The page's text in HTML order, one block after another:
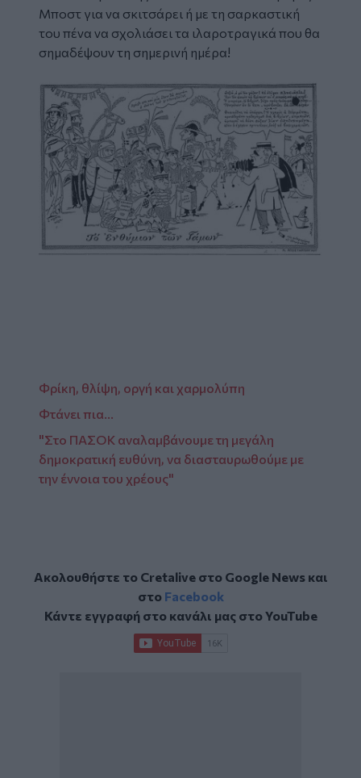
Μποστ για να σκιτσάρει ή με τη σαρκαστική
του πένα να σχολιάσει τα ιλαροτραγικά που θα
σημαδέψουν τη σημερινή ημέρα!
Image
Φρίκη, θλίψη, οργή και χαρμολύπη
Φτάνει πια...
"Στο ΠΑΣΟΚ αναλαμβάνουμε τη μεγάλη
δημοκρατική ευθύνη, να διασταυρωθούμε με
την έννοια του χρέους"
Ακολουθήστε το Cretalive στο Google Newsκαι
στο Facebook
Κάντε εγγραφή στο κανάλι μας στοYouTube